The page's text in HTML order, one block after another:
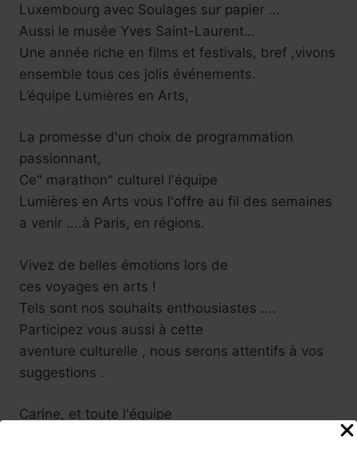
Luxembourg avec Soulages sur papier …
Aussi le musée Yves Saint-Laurent…
Une année riche en films et festivals, bref ,vivons
ensemble tous ces jolis événements.
L’équipe Lumières en Arts,
La promesse d'un choix de programmation
passionnant,
Ce" marathon" culturel l'équipe
Lumières en Arts vous l'offre au fil des semaines
a venir ....à Paris, en régions.
Vivez de belles émotions lors de
ces voyages en arts !
Tels sont nos souhaits enthousiastes ....
Participez vous aussi à cette
aventure culturelle , nous serons attentifs à vos
suggestions .
Carine, et toute l'équipe